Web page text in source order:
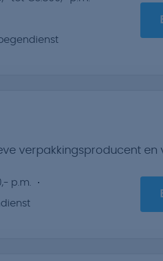
verpakkingsproducent en
p.m.